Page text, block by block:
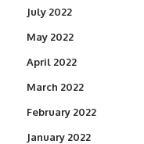
July 2022
May 2022
April 2022
March 2022
February 2022
January 2022